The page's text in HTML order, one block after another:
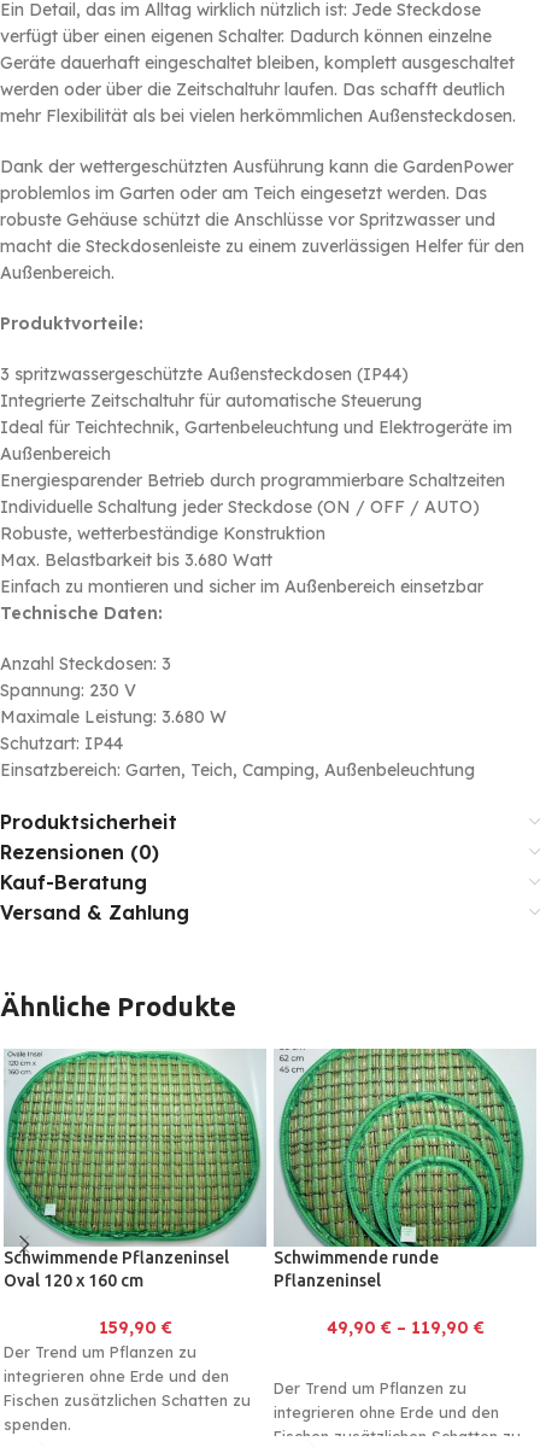
Ein Detail, das im Alltag wirklich nützlich ist: Jede Steckdose
verfügt über einen eigenen Schalter. Dadurch können einzelne
Geräte dauerhaft eingeschaltet bleiben, komplett ausgeschaltet
werden oder über die Zeitschaltuhr laufen. Das schafft deutlich
mehr Flexibilität als bei vielen herkömmlichen Außensteckdosen.
Dank der wettergeschützten Ausführung kann die GardenPower
problemlos im Garten oder am Teich eingesetzt werden. Das
robuste Gehäuse schützt die Anschlüsse vor Spritzwasser und
macht die Steckdosenleiste zu einem zuverlässigen Helfer für den
Außenbereich.
Produktvorteile:
3 spritzwassergeschützte Außensteckdosen (IP44)
Integrierte Zeitschaltuhr für automatische Steuerung
Ideal für Teichtechnik, Gartenbeleuchtung und Elektrogeräte im
Außenbereich
Energiesparender Betrieb durch programmierbare Schaltzeiten
Individuelle Schaltung jeder Steckdose (ON / OFF / AUTO)
Robuste, wetterbeständige Konstruktion
Max. Belastbarkeit bis 3.680 Watt
Einfach zu montieren und sicher im Außenbereich einsetzbar
Technische Daten:
Anzahl Steckdosen: 3
Spannung: 230 V
Maximale Leistung: 3.680 W
Schutzart: IP44
Einsatzbereich: Garten, Teich, Camping, Außenbeleuchtung
Produktsicherheit
Rezensionen (0)
Kauf-Beratung
Versand & Zahlung
Ähnliche Produkte
Schwimmende Pflanzeninsel
Oval 120 x 160 cm
159,90 €
Der Trend um Pflanzen zu
integrieren ohne Erde und den
Fischen zusätzlichen Schatten zu
spenden.
Schwimmende runde
Pflanzeninsel
49,90 €– 119,90 €
Der Trend um Pflanzen zu
integrieren ohne Erde und den
Fischen zusätzlichen Schatten zu